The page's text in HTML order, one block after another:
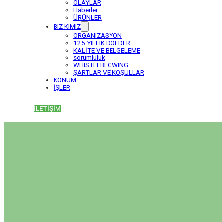
OLAYLAR
Haberler
ÜRÜNLER
BIZ KIMIZ
ORGANIZASYON
125 YILLIK DOLDER
KALİTE VE BELGELEME
sorumluluk
WHISTLEBLOWING
ŞARTLAR VE KOŞULLAR
KONUM
İŞLER
İLETİŞİM